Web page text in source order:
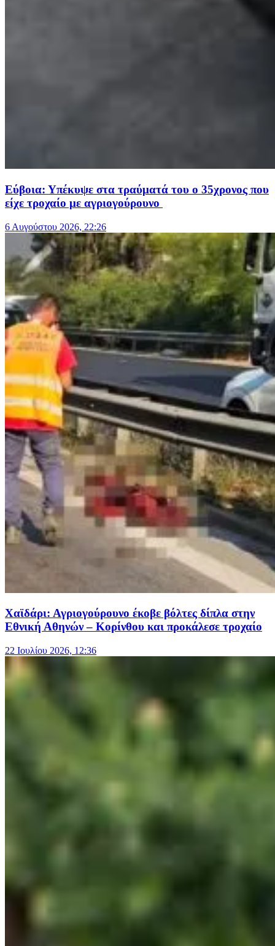
Εύβοια: Υπέκυψε στα τραύματά του ο 35χρονος που
είχε τροχαίο με αγριογούρουνο
6 Αυγούστου 2026, 22:26
Χαϊδάρι: Αγριογούρουνο έκοβε βόλτες δίπλα στην
Εθνική Αθηνών – Κορίνθου και προκάλεσε τροχαίο
22 Ιουλίου 2026, 12:36